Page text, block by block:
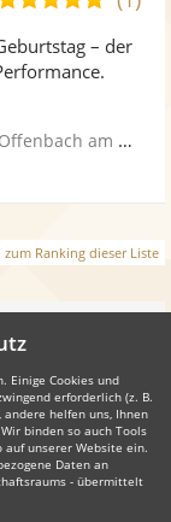
Fotos
5
– der
am Main
Ranking dieser Liste
Einige Cookies und
erforderlich (z. B.
helfen uns, Ihnen
binden so auch Tools
auf unserer Website ein.
Daten an
- übermittelt